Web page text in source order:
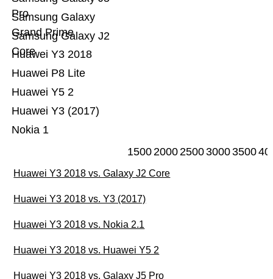
Nokia 1
Huawei Y3 (2017)
Huawei Y5 2
Huawei P8 Lite
Huawei Y3 2018
Samsung Galaxy J2
Core
Samsung Galaxy
Grand Prime
Pro
15002000250030003500
Huawei Y3 2018 vs. Galaxy J2 Core
Huawei Y3 2018 vs. Y3 (2017)
Huawei Y3 2018 vs. Nokia 2.1
Huawei Y3 2018 vs. Huawei Y5 2
Huawei Y3 2018 vs. Galaxy J5 Pro